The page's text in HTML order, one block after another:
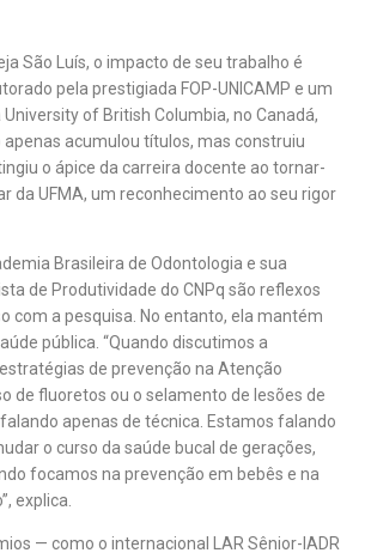
São Luís, o impacto de seu trabalho é
pela prestigiada FOP-UNICAMP e um
of British Columbia, no Canadá,
apenas acumulou títulos, mas construiu
o ápice da carreira docente ao tornar-
da UFMA, um reconhecimento ao seu rigor
Brasileira de Odontologia e sua
de Produtividade do CNPq são reflexos
com a pesquisa. No entanto, ela mantém
pública. “Quando discutimos a
de prevenção na Atenção
de fluoretos ou o selamento de lesões de
apenas de técnica. Estamos falando
o curso da saúde bucal de gerações,
focamos na prevenção em bebês e na
explica.
— como o internacional LAR Sênior-IADR